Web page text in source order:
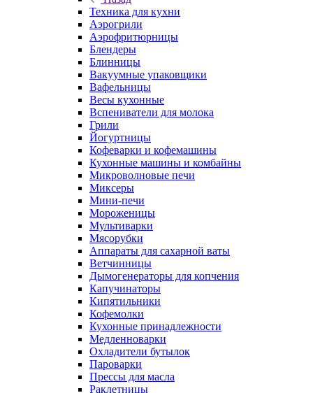
Техника для кухни
Аэрогрили
Аэрофритюрницы
Блендеры
Блинницы
Вакуумные упаковщики
Вафельницы
Весы кухонные
Вспениватели для молока
Грили
Йогуртницы
Кофеварки и кофемашины
Кухонные машины и комбайны
Микроволновые печи
Миксеры
Мини-печи
Мороженицы
Мультиварки
Мясорубки
Аппараты для сахарной ваты
Ветчинницы
Дымогенераторы для копчения
Капучинаторы
Кипятильники
Кофемолки
Кухонные принадлежности
Медленноварки
Охладители бутылок
Пароварки
Прессы для масла
Раклетницы